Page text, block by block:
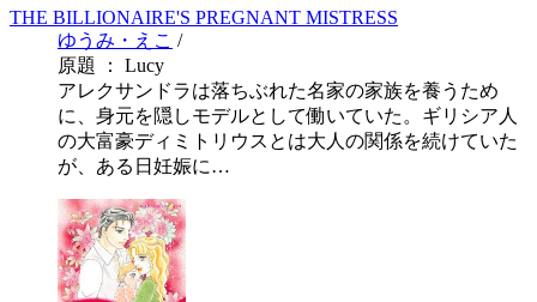
THE BILLIONAIRE'S PREGNANT MISTRESS
ゆうみ・えこ /
原題 ： Lucy
アレクサンドラは落ちぶれた名家の家族を養うため
に、身元を隠しモデルとして働いていた。ギリシア人
の大富豪ディミトリウスとは大人の関係を続けていた
が、ある日妊娠に…